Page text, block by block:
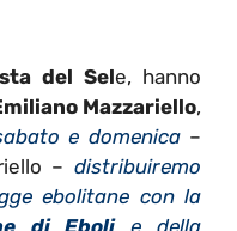
del Sele, hanno
Mazzariello,
e domenica –
– distribuiremo
ebolitane con la